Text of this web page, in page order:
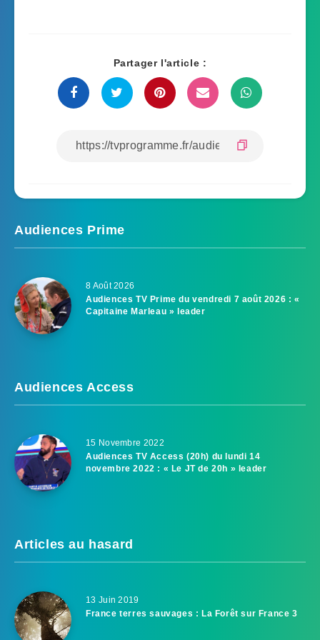
Partager l'article :
Audiences Prime
8 Août 2026
Audiences TV Prime du vendredi 7 août 2026 : «
Capitaine Marleau » leader
Audiences Access
15 Novembre 2022
Audiences TV Access (20h) du lundi 14
novembre 2022 : « Le JT de 20h » leader
Articles au hasard
13 Juin 2019
France terres sauvages : La Forêt sur France 3